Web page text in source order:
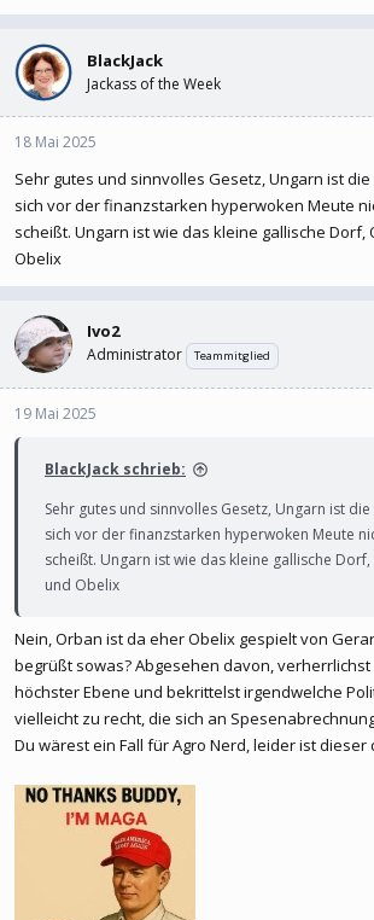
BlackJack
Jackass of the Week
18 Mai 2025
Sehr gutes und sinnvolles Gesetz, Ungarn ist
sich vor der finanzstarken hyperwoken Meute
scheißt. Ungarn ist wie das kleine gallische Dorf,
Obelix
Ivo2
Administrator Teammitglied
19 Mai 2025
BlackJack schrieb:
Sehr gutes und sinnvolles Gesetz, Ungarn ist
sich vor der finanzstarken hyperwoken Meute
scheißt. Ungarn ist wie das kleine gallische
und Obelix
Nein, Orban ist da eher Obelix gespielt von
begrüßt sowas? Abgesehen davon,
höchster Ebene und bekrittelst irgendwelche
vielleicht zu recht, die sich an
Du wärest ein Fall für Agro Nerd, leider ist dieser